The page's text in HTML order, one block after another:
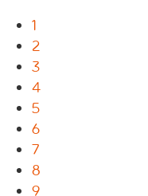
1
2
3
4
5
6
7
8
9